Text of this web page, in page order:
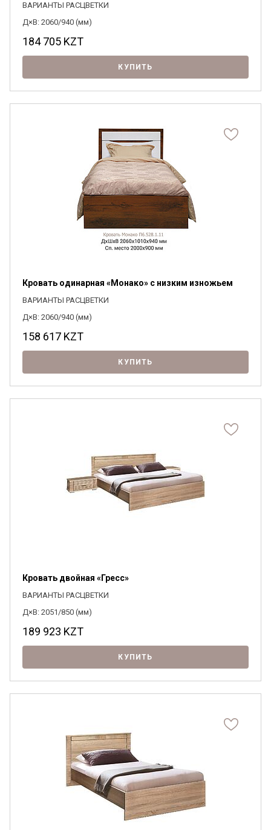
ВАРИАНТЫ РАСЦВЕТКИ
Д×В: 2060/940 (мм)
184 705 KZT
КУПИТЬ
Кровать одинарная «Монако» с низким изножьем
ВАРИАНТЫ РАСЦВЕТКИ
Д×В: 2060/940 (мм)
158 617 KZT
КУПИТЬ
Кровать двойная «Гресс»
ВАРИАНТЫ РАСЦВЕТКИ
Д×В: 2051/850 (мм)
189 923 KZT
КУПИТЬ